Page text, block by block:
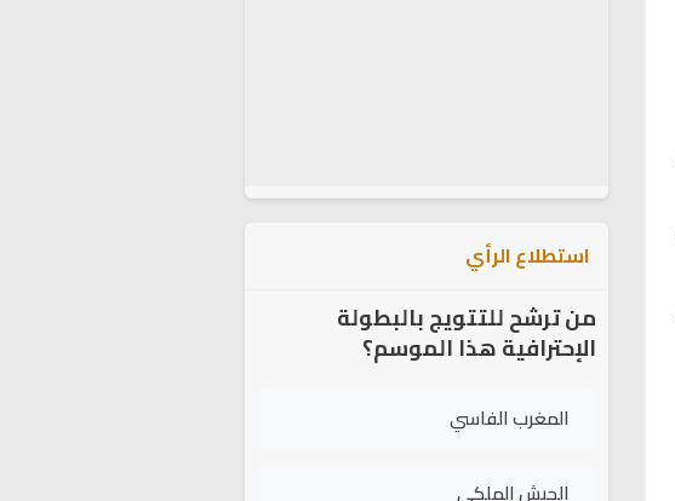
استطلاع الرأي
من ترشح للتتويج بالبطولة
الإحترافية هذا الموسم؟
المغرب الفاسي
الجيش الملكي